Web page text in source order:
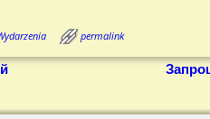
permalink